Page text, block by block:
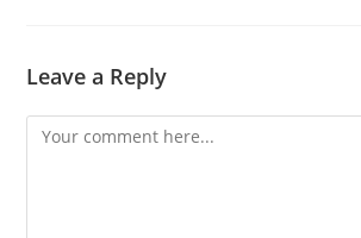
Leave a Reply
Comment